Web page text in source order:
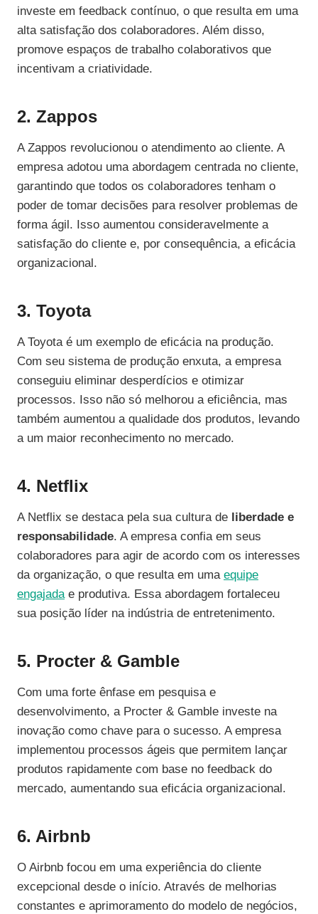
investe em feedback contínuo, o que resulta em uma
alta satisfação dos colaboradores. Além disso,
promove espaços de trabalho colaborativos que
incentivam a criatividade.
2. Zappos
A Zappos revolucionou o atendimento ao cliente. A
empresa adotou uma abordagem centrada no cliente,
garantindo que todos os colaboradores tenham o
poder de tomar decisões para resolver problemas de
forma ágil. Isso aumentou consideravelmente a
satisfação do cliente e, por consequência, a eficácia
organizacional.
3. Toyota
A Toyota é um exemplo de eficácia na produção.
Com seu sistema de produção enxuta, a empresa
conseguiu eliminar desperdícios e otimizar
processos. Isso não só melhorou a eficiência, mas
também aumentou a qualidade dos produtos, levando
a um maior reconhecimento no mercado.
4. Netflix
A Netflix se destaca pela sua cultura de liberdade e
responsabilidade. A empresa confia em seus
colaboradores para agir de acordo com os interesses
da organização, o que resulta em uma equipe
engajadae produtiva. Essa abordagem fortaleceu
sua posição líder na indústria de entretenimento.
5. Procter & Gamble
Com uma forte ênfase em pesquisa e
desenvolvimento, a Procter & Gamble investe na
inovação como chave para o sucesso. A empresa
implementou processos ágeis que permitem lançar
produtos rapidamente com base no feedback do
mercado, aumentando sua eficácia organizacional.
6. Airbnb
O Airbnb focou em uma experiência do cliente
excepcional desde o início. Através de melhorias
constantes e aprimoramento do modelo de negócios,